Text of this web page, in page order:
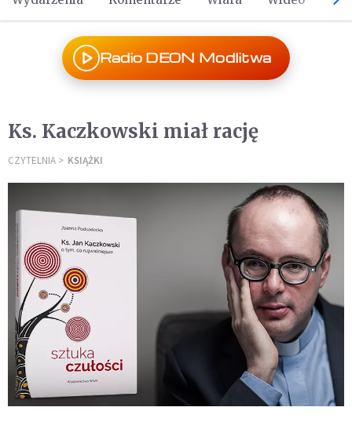
Radio DEON Modlitwa
Ks. Kaczkowski miał rację
CZYTELNIA KSIĄŻKI